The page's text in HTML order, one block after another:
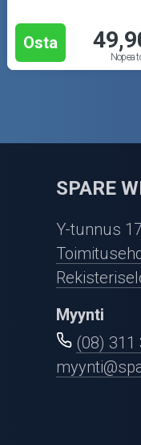
Osta
Nopea
SPARE
Y-tunnus
Myynti
(08) 311